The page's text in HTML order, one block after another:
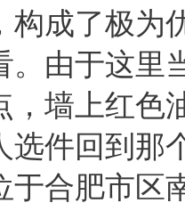
构成了极为
。由于这里
，墙上红色
选件回到那
于合肥市